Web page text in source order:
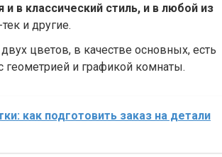
и в классический стиль, и в любой из
и другие.
цветов, в качестве основных, есть
геометрией и графикой комнаты.
как подготовить заказ на детали